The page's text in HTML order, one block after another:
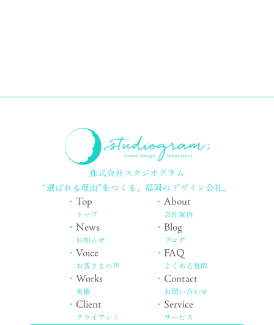
株式会社スタジオグラム
“選ばれる理由”をつくる、福岡のデザイン会社。
・Top
トップ
・News
お知らせ
・Voice
お客さまの声
・Works
実績
・ Client
クライアント
・About
会社案内
・ Blog
ブログ
・ FAQ
よくある質問
・ Contact
お問い合わせ
・ Service
サービス